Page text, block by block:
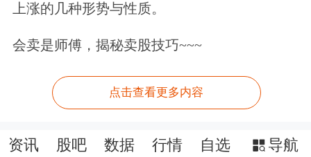
上涨的几种形势与性质。
会卖是师傅，揭秘卖股技巧~~~
点击查看更多内容
资讯 股吧 数据 行情 自选 导航